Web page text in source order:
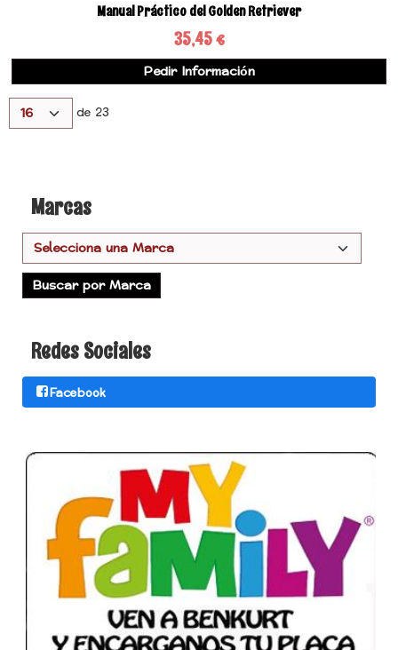
Marcas
Redes Sociales
Facebook
Manual Práctico del Golden Retriever
35,45 €
Pedir Información
de 23